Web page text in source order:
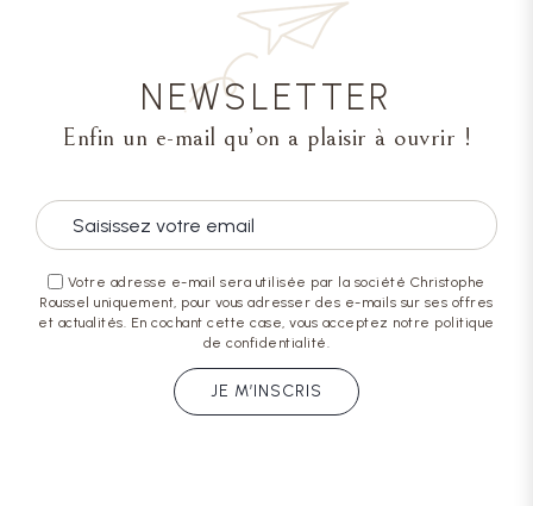
NEWSLETTER
Enfin un e-mail qu’on a plaisir à ouvrir !
Votre adresse e-mail sera utilisée par la société Christophe
Roussel uniquement, pour vous adresser des e-mails sur ses offres
et actualités. En cochant cette case, vous acceptez notre politique
de confidentialité.
JE M’INSCRIS